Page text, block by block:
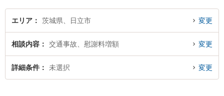
エリア 茨城県、日立市 変更
相談内容 交通事故、慰謝料増額 変更
詳細条件 未選択 変更